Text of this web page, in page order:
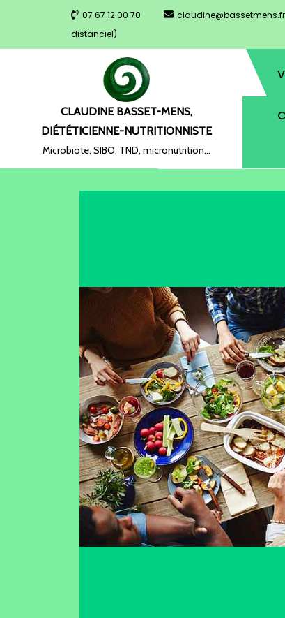
07 67 12 00 70 claudine@bassetmens.fr
distanciel)
CLAUDINE BASSET-MENS,
DIÉTÉTICIENNE-NUTRITIONNISTE
Microbiote, SIBO, TND, micronutrition…